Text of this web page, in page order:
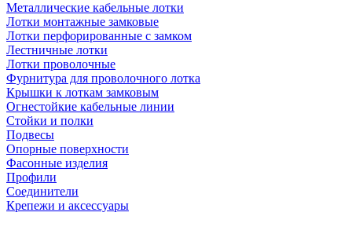
Металлические кабельные лотки
Лотки монтажные замковые
Лотки перфорированные с замком
Лестничные лотки
Лотки проволочные
Фурнитура для проволочного лотка
Крышки к лоткам замковым
Огнестойкие кабельные линии
Стойки и полки
Подвесы
Опорные поверхности
Фасонные изделия
Профили
Соединители
Крепежи и аксессуары